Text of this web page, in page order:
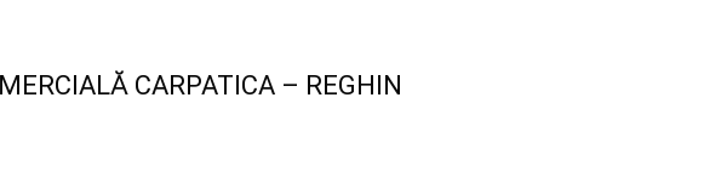
CARPATICA – REGHIN